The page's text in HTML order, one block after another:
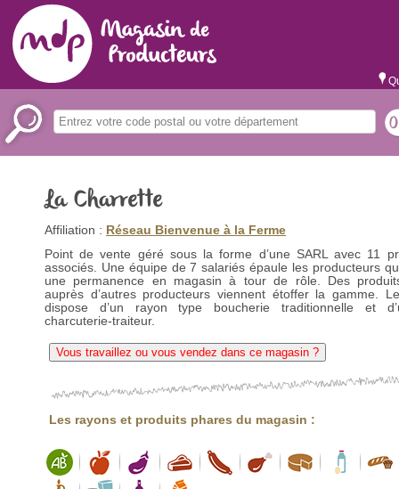
La Charrette
Affiliation : Réseau Bienvenue à la Ferme
Point de vente géré sous la forme d’une SARL avec 11
associés. Une équipe de 7 salariés épaule les producteurs
une permanence en magasin à tour de rôle. Des
auprès d’autres producteurs viennent étoffer la gamme.
dispose d’un rayon type boucherie traditionnelle et
charcuterie-traiteur.
Vous travaillez ou vous vendez dans ce magasin ?
Les rayons et produits phares du magasin :